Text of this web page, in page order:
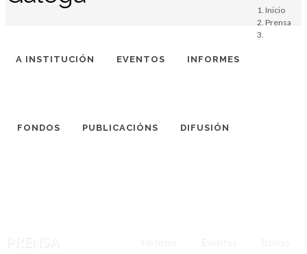
A INSTITUCIÓN EVENTOS INFORMES
FONDOS PUBLICACIÓNS DIFUSIÓN
PRENSA
Inicio
Prensa